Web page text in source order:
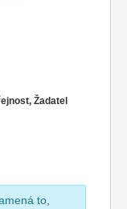
Žadatel
to,